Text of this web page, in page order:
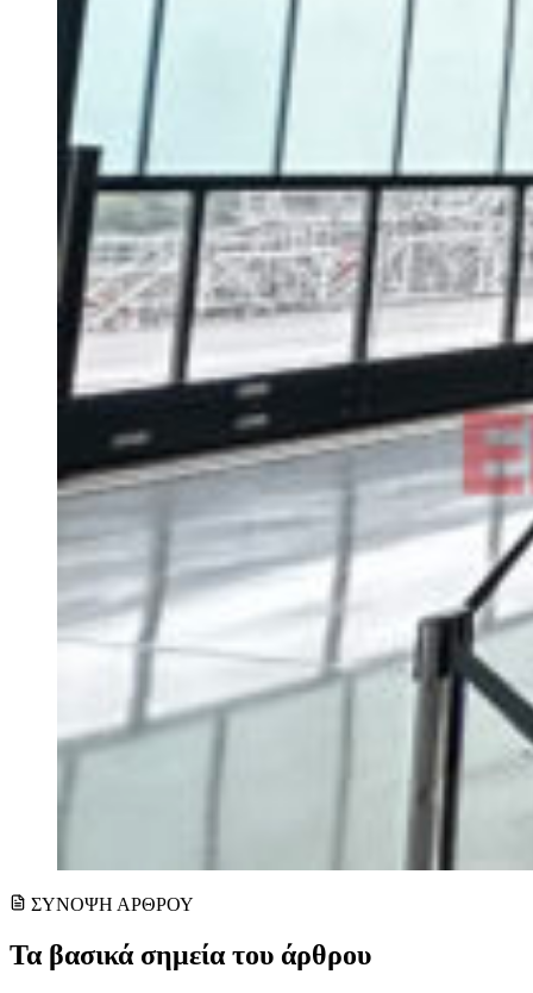
ΣΥΝΟΨΗ ΑΡΘΡΟΥ
Τα βασικά σημεία του άρθρου